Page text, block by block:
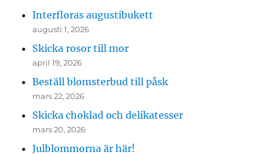
Interfloras augustibukett
augusti 1, 2026
Skicka rosor till mor
april 19, 2026
Beställ blomsterbud till påsk
mars 22, 2026
Skicka choklad och delikatesser
mars 20, 2026
Julblommorna är här!